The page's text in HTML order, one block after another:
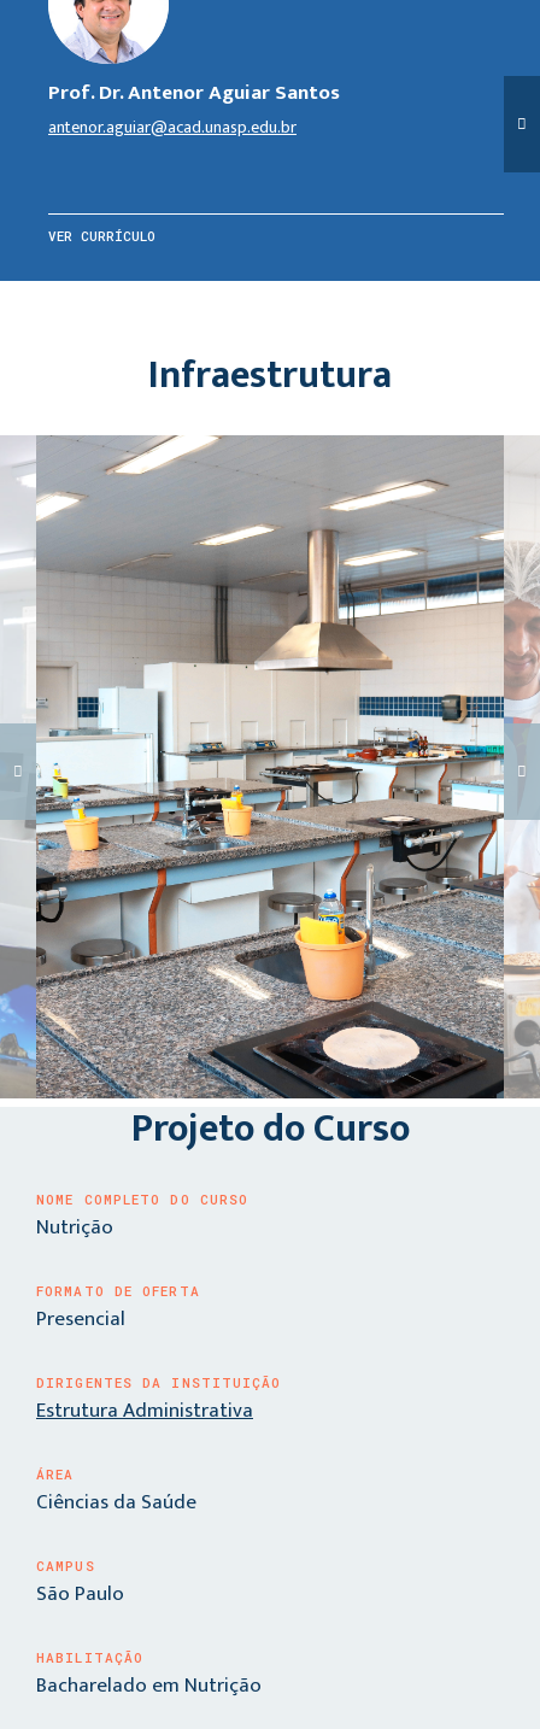
Prof. Dr. Antenor Aguiar Santos
antenor.aguiar@acad.unasp.edu.br
VER CURRÍCULO
Infraestrutura
Carregando galeria...
Projeto do Curso
NOME COMPLETO DO CURSO
Nutrição
FORMATO DE OFERTA
Presencial
DIRIGENTES DA INSTITUIÇÃO
Estrutura Administrativa
ÁREA
Ciências da Saúde
CAMPUS
São Paulo
HABILITAÇÃO
Bacharelado em Nutrição